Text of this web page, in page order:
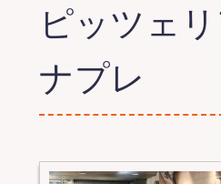
ピッツェ
ナプレ